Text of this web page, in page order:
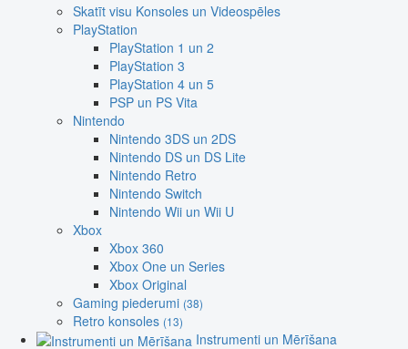
Skatīt visu Konsoles un Videospēles
PlayStation
PlayStation 1 un 2
PlayStation 3
PlayStation 4 un 5
PSP un PS Vita
Nintendo
Nintendo 3DS un 2DS
Nintendo DS un DS Lite
Nintendo Retro
Nintendo Switch
Nintendo Wii un Wii U
Xbox
Xbox 360
Xbox One un Series
Xbox Original
Gaming piederumi (38)
Retro konsoles (13)
Instrumenti un Mērīšana